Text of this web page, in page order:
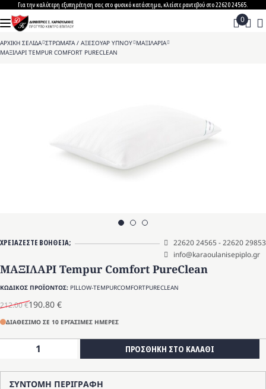
to
content
Για την καλύτερη εξυπηρέτηση σας στο φυσικό κατάστημα, κλείστε ραντεβού στο 22620 24565.
ΑΡΧΙΚΗ ΣΕΛΙΔΑ>ΣΤΡΩΜΑΤΑ / ΑΞΕΣΟΥΑΡ ΥΠΝΟΥ>ΜΑΞΙΛΑΡΙΑ>
ΜΑΞΙΛΑΡΙ TEMPUR COMFORT PURECLEAN
ΧΡΕΙΑΖΕΣΤΕ ΒΟΗΘΕΙΑ; 22620 24565-22620 29853
info@karaoulanisepiplo.gr
ΜΑΞΙΛΑΡΙ Tempur Comfort PureClean
ΚΩΔΙΚΟΣ ΠΡΟΪΟΝΤΟΣ: PILLOW-TEMPURCOMFORTPURECLEAN
212.00€
Original
price
was:
190.80 €
Η
τρέχουσα
τιμή
ΔΙΑΘΕΣΙΜΟ ΣΕ 10 ΕΡΓΑΣΙΜΕΣ ΗΜΕΡΕΣ
ΜΑΞΙΛΑΡΙ
Comfort
PureClean
ΠΡΟΣΘΗΚΗ ΣΤΟ ΚΑΛΑΘΙ
ΣΥΝΤΟΜΗ ΠΕΡΙΓΡΑΦΗ